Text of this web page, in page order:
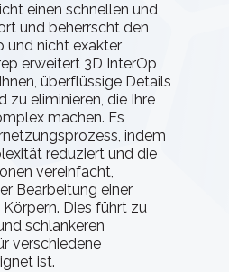
einen schnellen und
und beherrscht den
und nicht exakter
erweitert 3D InterOp
überflüssige Details
zu eliminieren, die Ihre
machen. Es
indem
reduziert und die
vereinfacht,
Bearbeitung einer
Dies führt zu
schlankeren
verschiedene
ist.